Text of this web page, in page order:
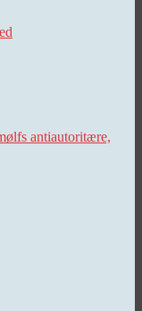
antiautoritære,